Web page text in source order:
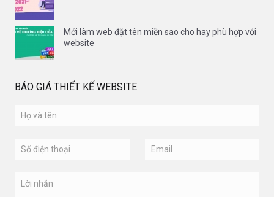
Mới làm web đặt tên miền sao cho hay phù hợp với
website
BÁO GIÁ THIẾT KẾ WEBSITE